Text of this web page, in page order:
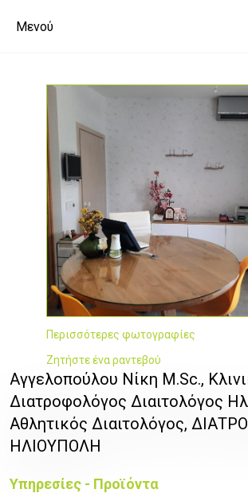
Μενού
Περισσότερες φωτογραφίες
Ζητήστε ένα ραντεβού
Αγγελοπούλου Νίκη M.Sc.,
Διατροφολόγος Διαιτολόγος
Αθλητικός Διαιτολόγος,
ΗΛΙΟΥΠΟΛΗ
Υπηρεσίες - Προϊόντα